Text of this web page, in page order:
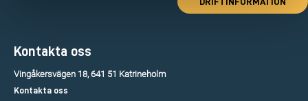
Kontakta oss
Vingåkersvägen 18, 641 51 Katrineholm
Kontakta oss